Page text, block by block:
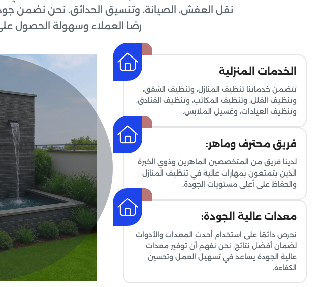
خدمات التسليك
خدمات التنظيف
نقل العفش، الصيانة، وتنسيق الحدائق. نحن نضمن
رضا العملاء وسهولة الحصول
الخدمات المنزلية
تتضمن خدماتنا تنظيف المنازل، وتنظيف الشقق،
وتنظيف الفلل، وتنظيف المكاتب، وتنظيف الفنادق،
وتنظيف العيادات، وغسيل الملابس.
فريق محترف وماهر:
لدينا فريق من المتخصصين الماهرين وذوي الخبرة
الذين يتمتعون بمهارات عالية في تنظيف المنازل
والحفاظ على أعلى مستويات الجودة.
معدات عالية الجودة:
نحرص دائمًا على استخدام أحدث المعدات والأدوات
لضمان أفضل نتائج. نحن نفهم أن توفير معدات
عالية الجودة يساعد في تسهيل العمل وتحسين
الكفاءة.